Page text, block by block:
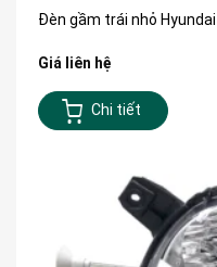
Đèn gầm trái nhỏ
Giá liên hệ
Chi tiết